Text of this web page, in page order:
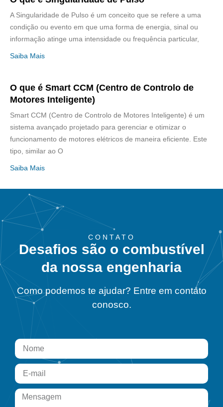
A Singularidade de Pulso é um conceito que se refere a uma
condição ou evento em que uma forma de energia, sinal ou
informação atinge uma intensidade ou frequência particular,
Saiba Mais
O que é Smart CCM (Centro de Controlo de
Motores Inteligente)
Smart CCM (Centro de Controlo de Motores Inteligente) é um
sistema avançado projetado para gerenciar e otimizar o
funcionamento de motores elétricos de maneira eficiente. Este
tipo, similar ao O
Saiba Mais
CONTATO
Desafios são o combustível
da nossa engenharia
Como podemos te ajudar? Entre em contato
conosco.